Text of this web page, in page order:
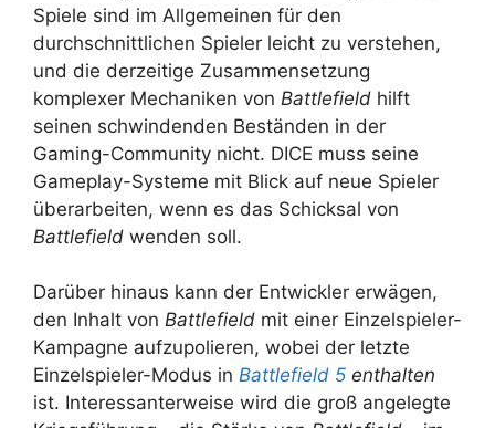
Spiele sind im Allgemeinen für den
durchschnittlichen Spieler leicht zu verstehen,
und die derzeitige Zusammensetzung
komplexer Mechaniken von Battlefield hilft
seinen schwindenden Beständen in der
Gaming-Community nicht. DICE muss seine
Gameplay-Systeme mit Blick auf neue Spieler
überarbeiten, wenn es das Schicksal von
Battlefield wenden soll.
Darüber hinaus kann der Entwickler erwägen,
den Inhalt von Battlefield mit einer Einzelspieler-
Kampagne aufzupolieren, wobei der letzte
Einzelspieler-Modus in Battlefield 5 enthalten
ist. Interessanterweise wird die groß angelegte